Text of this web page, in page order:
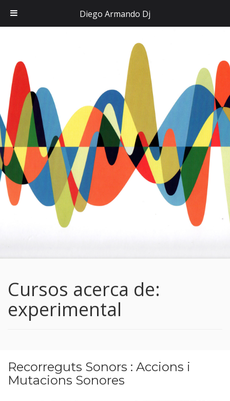
Cursos acerca de:
experimental
Recorreguts Sonors : Accions i
Mutacions Sonores
Diego Armando Dj